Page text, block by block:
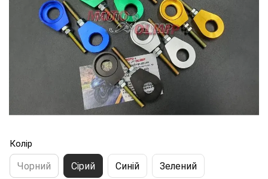
Колір
Чорний Сірий Синій Зелений